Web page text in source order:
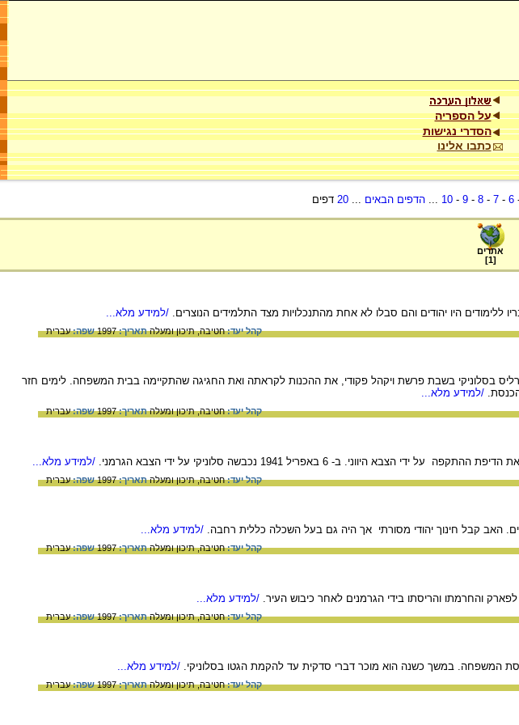
על הספריה
הסדרי נגישות
כתבו אלינו
6
-
7
-
8
-
9
-
10
...הדפים הבאים ...
20 דפים
אתרים
[
1
]
ללימודים היו יהודים והם סבלו לא אחת מהתנכלויות מצד התלמידים הנוצרים. /למידע מלא...
קהל יעד:חטיבה,תיכון ומעלהתאריך:1997 שפה:עברית
בסלוניקי בשבת פרשת ויקהל פקודי, את ההכנות לקראתה ואת החגיגה שהתקיימה בבית המשפחה. לימים חזר
/למידע מלא...
קהל יעד:חטיבה,תיכון ומעלהתאריך:1997 שפה:עברית
/למידע מלא...
קהל יעד:חטיבה,תיכון ומעלהתאריך:1997 שפה:עברית
האב קבל חינוך יהודי מסורתי אך היה גם בעל השכלה כללית רחבה. /למידע מלא...
קהל יעד:חטיבה,תיכון ומעלהתאריך:1997 שפה:עברית
והחרמתו והריסתו בידי הגרמנים לאחר כיבוש העיר. /למידע מלא...
קהל יעד:חטיבה,תיכון ומעלהתאריך:1997 שפה:עברית
המשפחה. במשך כשנה הוא מוכר דברי סדקית עד להקמת הגטו בסלוניקי. /למידע מלא...
קהל יעד:חטיבה,תיכון ומעלהתאריך:1997 שפה:עברית